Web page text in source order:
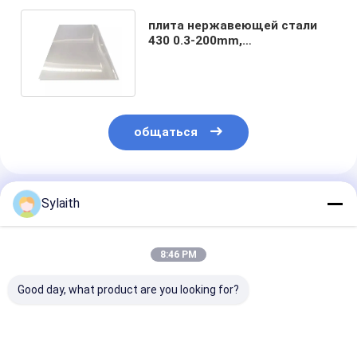
плита нержавеющей стали
430 0.3-200mm,
общаться
Порекомендованные Продукты
Sylaith
8:46 PM
Good day, what product are you looking for?